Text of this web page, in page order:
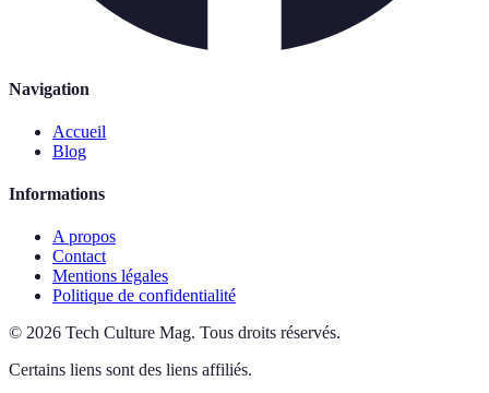
Navigation
Accueil
Blog
Informations
A propos
Contact
Mentions légales
Politique de confidentialité
© 2026 Tech Culture Mag. Tous droits réservés.
Certains liens sont des liens affiliés.